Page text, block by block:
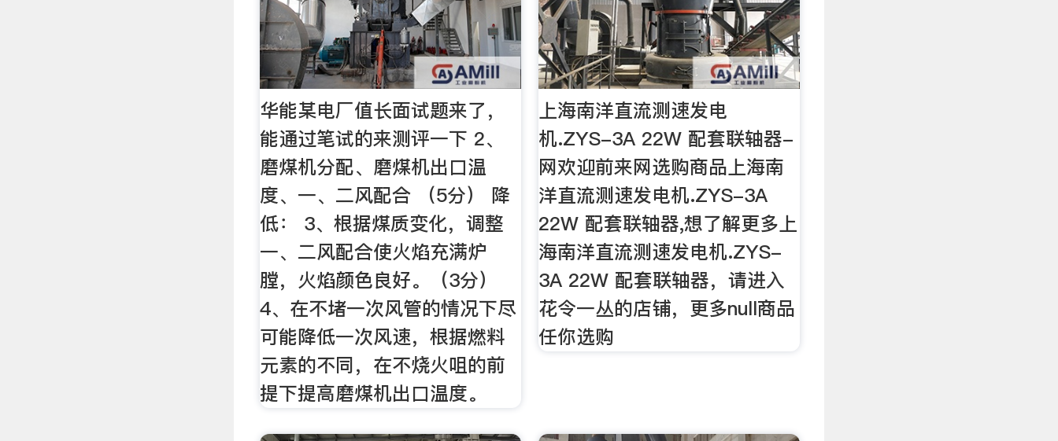
华能某电厂值长面试题来了，
能通过笔试的来测评一下 2、
磨煤机分配、磨煤机出口温
度、一、二风配合 （5分） 降
低： 3、根据煤质变化，调整
一、二风配合使火焰充满炉
膛，火焰颜色良好。（3分）
4、在不堵一次风管的情况下尽
可能降低一次风速，根据燃料
元素的不同，在不烧火咀的前
提下提高磨煤机出口温度。
上海南洋直流测速发电
机.ZYS-3A 22W 配套联轴器-
网欢迎前来网选购商品上海南
洋直流测速发电机.ZYS-3A
22W 配套联轴器,想了解更多上
海南洋直流测速发电机.ZYS-
3A 22W 配套联轴器，请进入
花令一丛的店铺，更多null商品
任你选购